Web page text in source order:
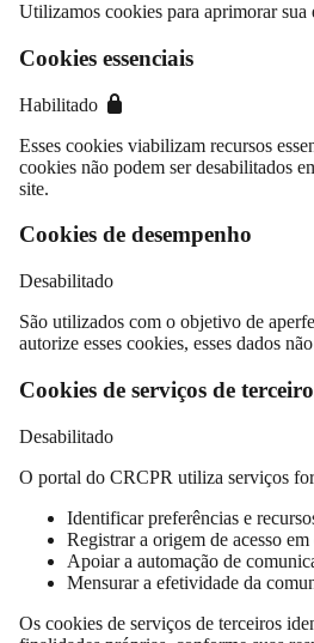
Utilizamos cookies para aprimorar
Cookies essenciais
Habilitado
Esses cookies viabilizam recursos
cookies não podem ser desabilitados
site.
Cookies de desempenho
Desabilitado
São utilizados com o objetivo de
autorize esses cookies, esses dados
Cookies de serviços de
Desabilitado
O portal do CRCPR utiliza serviços
Identificar preferências e
Registrar a origem de acesso
Apoiar a automação de
Mensurar a efetividade da
Os cookies de serviços de terceiros